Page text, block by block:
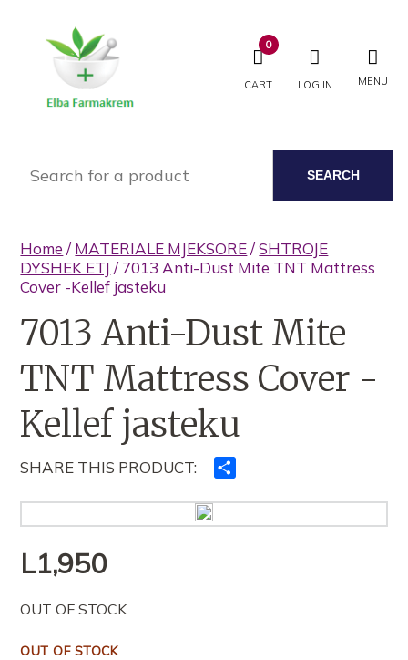
CART
0
LOG IN MENU
SEARCH
Home / MATERIALE MJEKSORE/SHTROJE
DYSHEK ETJ / 7013 Anti-Dust Mite TNT Mattress
Cover -Kellef jasteku
7013 Anti-Dust Mite
TNT Mattress Cover -
Kellef jasteku
SHARE THIS PRODUCT:
tjerët
L1,950
OUT OF STOCK
OUT OF STOCK